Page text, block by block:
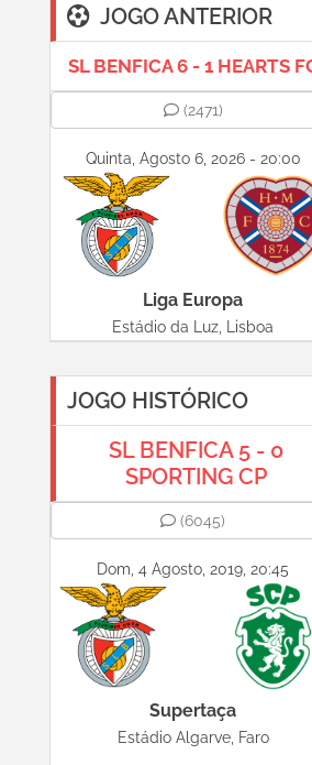
JOGO ANTERIOR
SL BENFICA 6 - 1 HEARTS
(2471)
Quinta, Agosto 6, 2026 - 20:00
Liga Europa
Estádio da Luz, Lisboa
JOGO HISTÓRICO
SL BENFICA 5 - 0
SPORTING CP
(6045)
Dom, 4 Agosto, 2019, 20:45
Supertaça
Estádio Algarve, Faro